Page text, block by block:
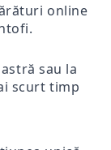
online
sau la
scurt timp